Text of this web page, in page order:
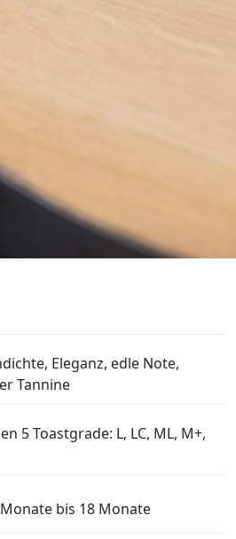
Eleganz, edle Note,
Tannine
5 Toastgrade: L, LC, ML, M+,
bis 18 Monate